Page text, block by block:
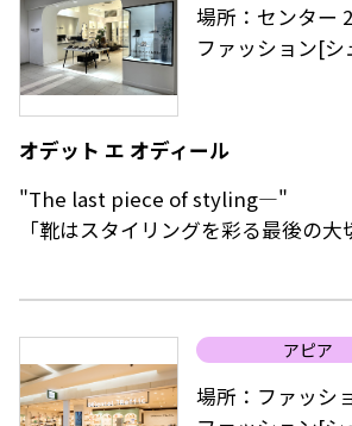
場所：センター
ファッション[シ
オデット エ オディール
"The last piece of styling―"
「靴はスタイリングを彩る最後の
けそうなほど、自信をくれる靴を」
なシューズを提供するブランド。
アピア
場所：ファッシ